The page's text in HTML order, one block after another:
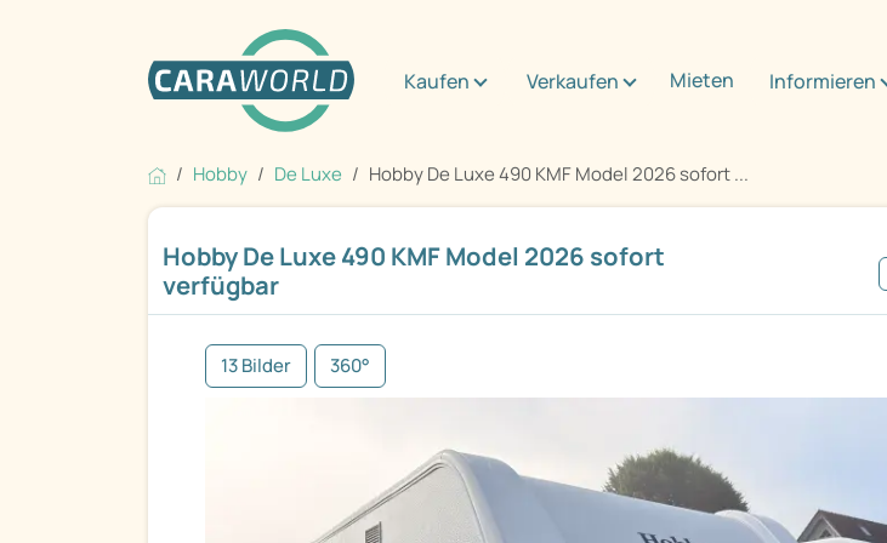
Kaufen Verkaufen Mieten Informieren
Hobby De Luxe Hobby De Luxe 490 KMF Model 2026 sofort ...
Hobby De Luxe 490 KMF Model 2026 sofort
verfügbar
13 Bilder 360°